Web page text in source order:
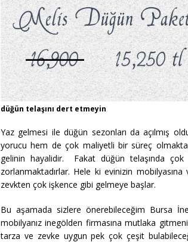
düğün telaşını dert etmeyin
Yaz gelmesi ile düğün sezonları da açılmış
yorucu hem de çok maliyetli bir süreç
gelinin hayalidir. Fakat düğün telaşında
zorlanmaktadırlar. Hele ki evinizin
zevkten çok işkence gibi gelmeye başlar.
Bu aşamada sizlere önerebileceğim Bursa
mobilyanız inegölden firmasına mutlaka
tarza ve zevke uygun pek çok çeşit